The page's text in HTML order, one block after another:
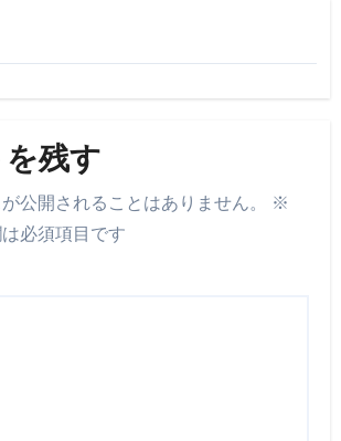
残す
公開されることはありません。
※
必須項目です